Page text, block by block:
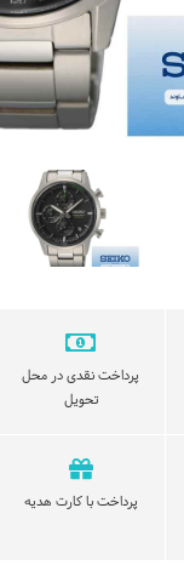
پرداخت نقدی در محل
تحویل
پرداخت با کارت هدیه